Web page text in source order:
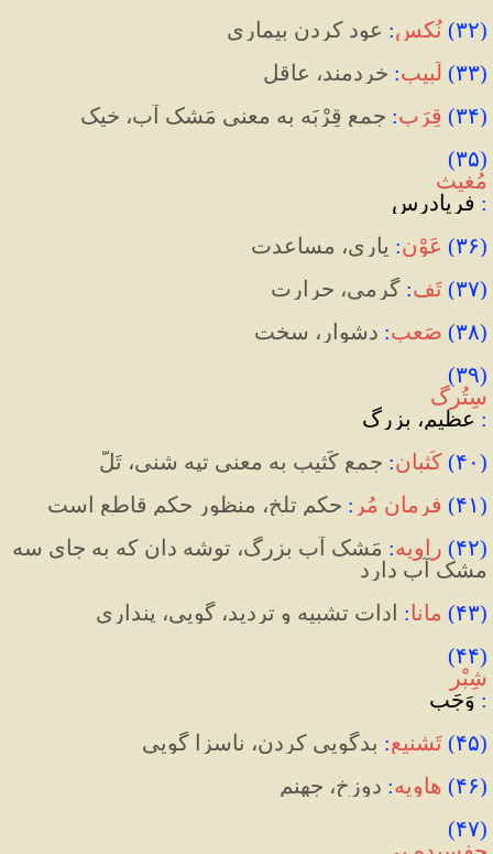
(۳۲) نُکس: عود کردن بیماری
(۳۳) لَبیب: خردمند، عاقل
(۳۴) قِرَب: جمع قِرْبَه به معنی مَشک آب، خیک
(۳۵)
مُغیث
: فریادرس
(۳۶) عَوْن: یاری، مساعدت
(۳۷) تَف: گرمی، حرارت
(۳۸) صَعب: دشوار، سخت
(۳۹)
سِتُرگ
: عظیم، بزرگ
(۴۰) کُثبان: جمع کَثیب به معنی تپه شنی، تَلّ
(۴۱) فرمان مُر : حکم تلخ، منظور حکم قاطع است
(۴۲) راویه:
مشک آب دارد
(۴۳) مانا: ادات تشبیه و تردید، گویی، پنداری
(۴۴)
شِبْر
: وَجَب
(۴۵) تَشنیع: بدگویی کردن، ناسزا گویی
(۴۶) هاویه: دوزخ، جهنم
(۴۷)